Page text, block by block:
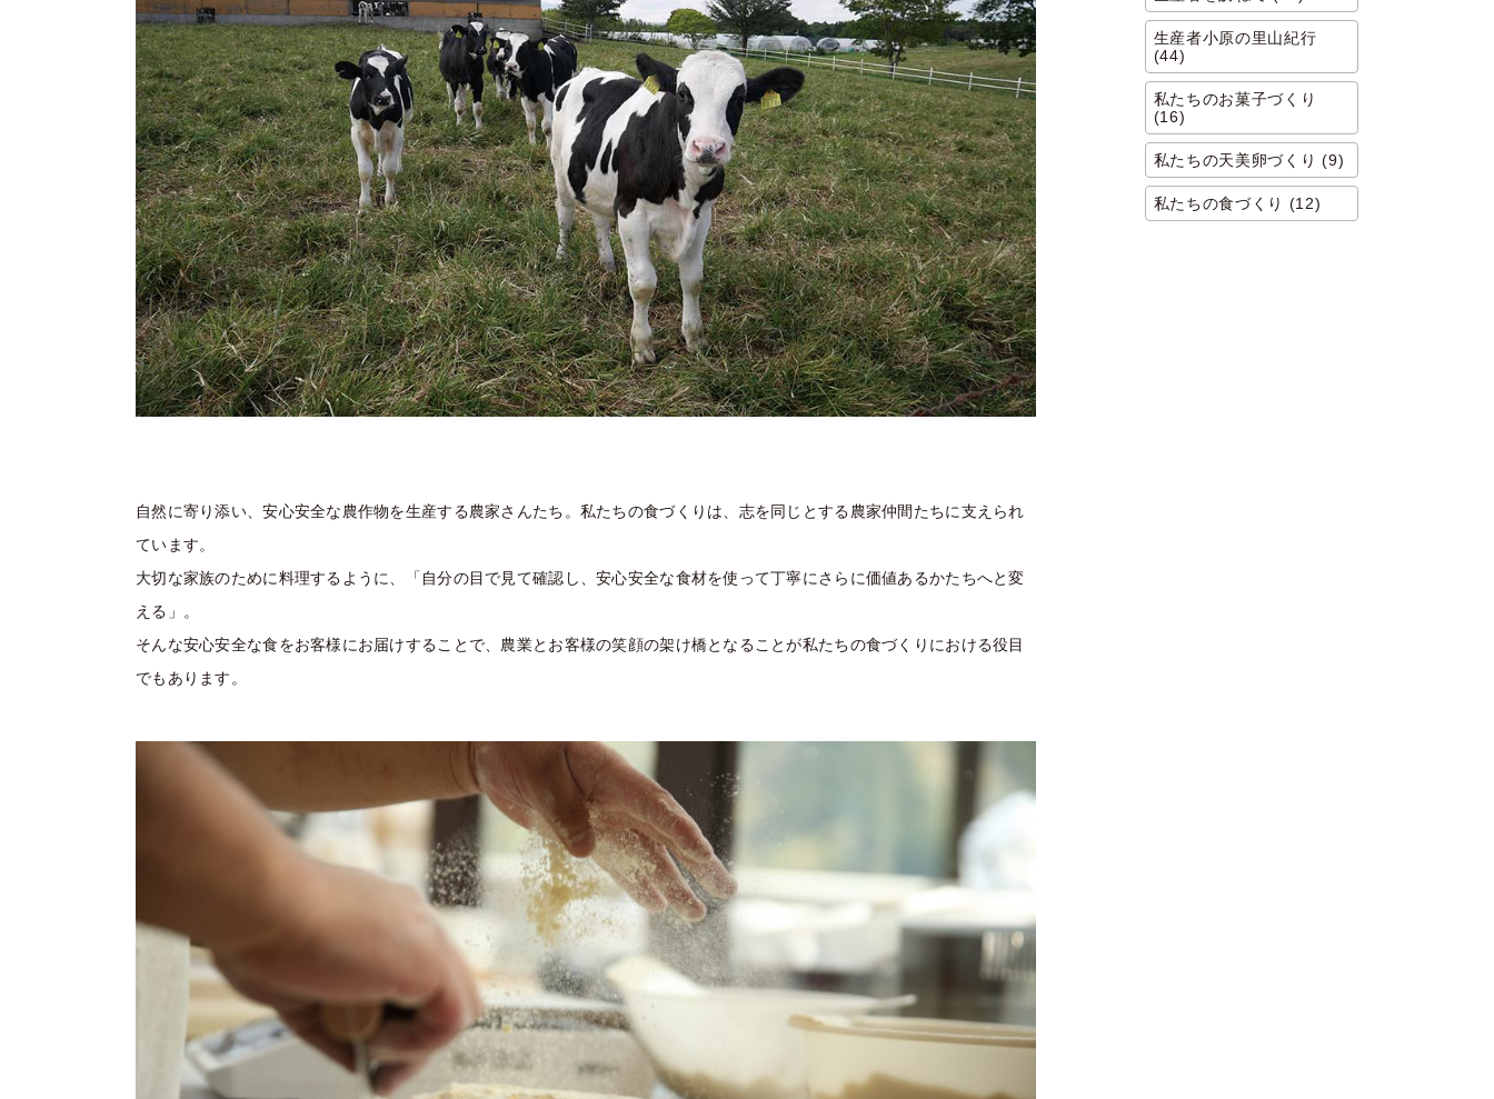
自然に寄り添い、安心安全な農作物を生産する農家さんたち。私たちの食づくりは、志を同じとする農家仲間たちに支えられ
ています。
大切な家族のために料理するように、「自分の目で見て確認し、安心安全な食材を使って丁寧にさらに価値あるかたちへと変
える」。
そんな安心安全な食をお客様にお届けすることで、農業とお客様の笑顔の架け橋となることが私たちの食づくりにおける役目
でもあります。
生産者小原の里山紀行
(44)
私たちのお菓子づくり
(16)
私たちの天美卵づくり (9)
私たちの食づくり (12)